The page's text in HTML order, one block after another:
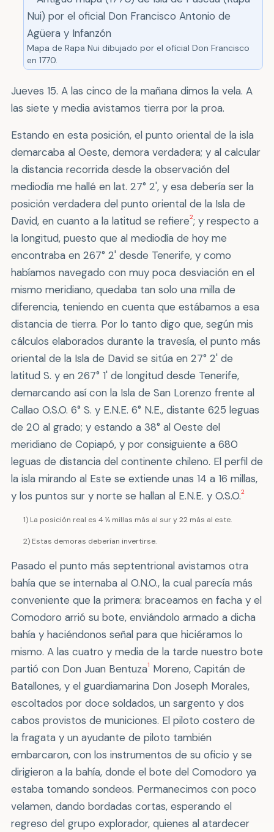
Mapa de Rapa Nui dibujado por el oficial Don Francisco
en 1770.
Jueves 15. A las cinco de la mañana dimos la vela. A
las siete y media avistamos tierra por la proa.
Estando en esta posición, el punto oriental de la isla
demarcaba al Oeste, demora verdadera; y al calcular
la distancia recorrida desde la observación del
mediodía me hallé en lat. 27° 2', y esa debería ser la
posición verdadera del punto oriental de la Isla de
David, en cuanto a la latitud se refiere2; y respecto a
la longitud, puesto que al mediodía de hoy me
encontraba en 267° 2' desde Tenerife, y como
habíamos navegado con muy poca desviación en el
mismo meridiano, quedaba tan solo una milla de
diferencia, teniendo en cuenta que estábamos a esa
distancia de tierra. Por lo tanto digo que, según mis
cálculos elaborados durante la travesía, el punto más
oriental de la Isla de David se sitúa en 27° 2' de
latitud S. y en 267° 1' de longitud desde Tenerife,
demarcando así con la Isla de San Lorenzo frente al
Callao O.S.O. 6° S. y E.N.E. 6° N.E., distante 625 leguas
de 20 al grado; y estando a 38° al Oeste del
meridiano de Copiapó, y por consiguiente a 680
leguas de distancia del continente chileno. El perfil de
la isla mirando al Este se extiende unas 14 a 16 millas,
y los puntos sur y norte se hallan al E.N.E. y O.S.O.2
1) La posición real es 4 ½ millas más al sur y 22 más al este.
2) Estas demoras deberían invertirse.
Pasado el punto más septentrional avistamos otra
bahía que se internaba al O.N.O., la cual parecía más
conveniente que la primera: braceamos en facha y el
Comodoro arrió su bote, enviándolo armado a dicha
bahía y haciéndonos señal para que hiciéramos lo
mismo. A las cuatro y media de la tarde nuestro bote
partió con Don Juan Bentuza1 Moreno, Capitán de
Batallones, y el guardiamarina Don Joseph Morales,
escoltados por doce soldados, un sargento y dos
cabos provistos de municiones. El piloto costero de
la fragata y un ayudante de piloto también
embarcaron, con los instrumentos de su oficio y se
dirigieron a la bahía, donde el bote del Comodoro ya
estaba tomando sondeos. Permanecimos con poco
velamen, dando bordadas cortas, esperando el
regreso del grupo explorador, quienes al atardecer